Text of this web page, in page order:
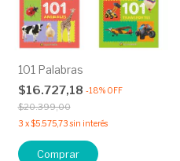
101 Palabras
$16.727,18 -18% OFF
$20.399,00
3 x$5.575,73 sin interés
Comprar